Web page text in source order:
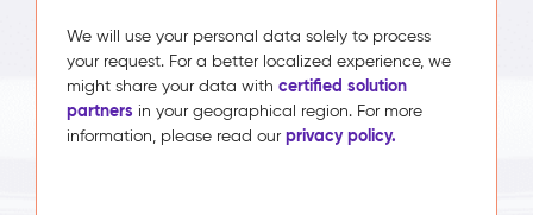
We will use your personal data solely to process
your request. For a better localized experience, we
might share your data with certified solution
partners in your geographical region. For more
information, please read our privacy policy.